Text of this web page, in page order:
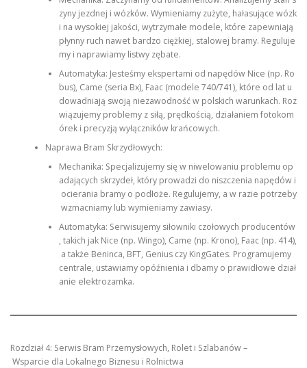
zyny jezdnej i wózków. Wymieniamy zużyte, hałasujące wózk
i na wysokiej jakości, wytrzymałe modele, które zapewniają
płynny ruch nawet bardzo ciężkiej, stalowej bramy. Reguluje
my i naprawiamy listwy zębate.
Automatyka: Jesteśmy ekspertami od napędów Nice (np. Ro
bus), Came (seria Bx), Faac (modele 740/741), które od lat u
dowadniają swoją niezawodność w polskich warunkach. Roz
wiązujemy problemy z siłą, prędkością, działaniem fotokom
órek i precyzją wyłączników krańcowych.
Naprawa Bram Skrzydłowych:
Mechanika: Specjalizujemy się w niwelowaniu problemu op
adających skrzydeł, który prowadzi do niszczenia napędów i
ocierania bramy o podłoże. Regulujemy, a w razie potrzeby
wzmacniamy lub wymieniamy zawiasy.
Automatyka: Serwisujemy siłowniki czołowych producentów
, takich jak Nice (np. Wingo), Came (np. Krono), Faac (np. 414),
a także Beninca, BFT, Genius czy KingGates. Programujemy
centrale, ustawiamy opóźnienia i dbamy o prawidłowe dział
anie elektrozamka.
Rozdział 4: Serwis Bram Przemysłowych, Rolet i Szlabanów –
Wsparcie dla Lokalnego Biznesu i Rolnictwa